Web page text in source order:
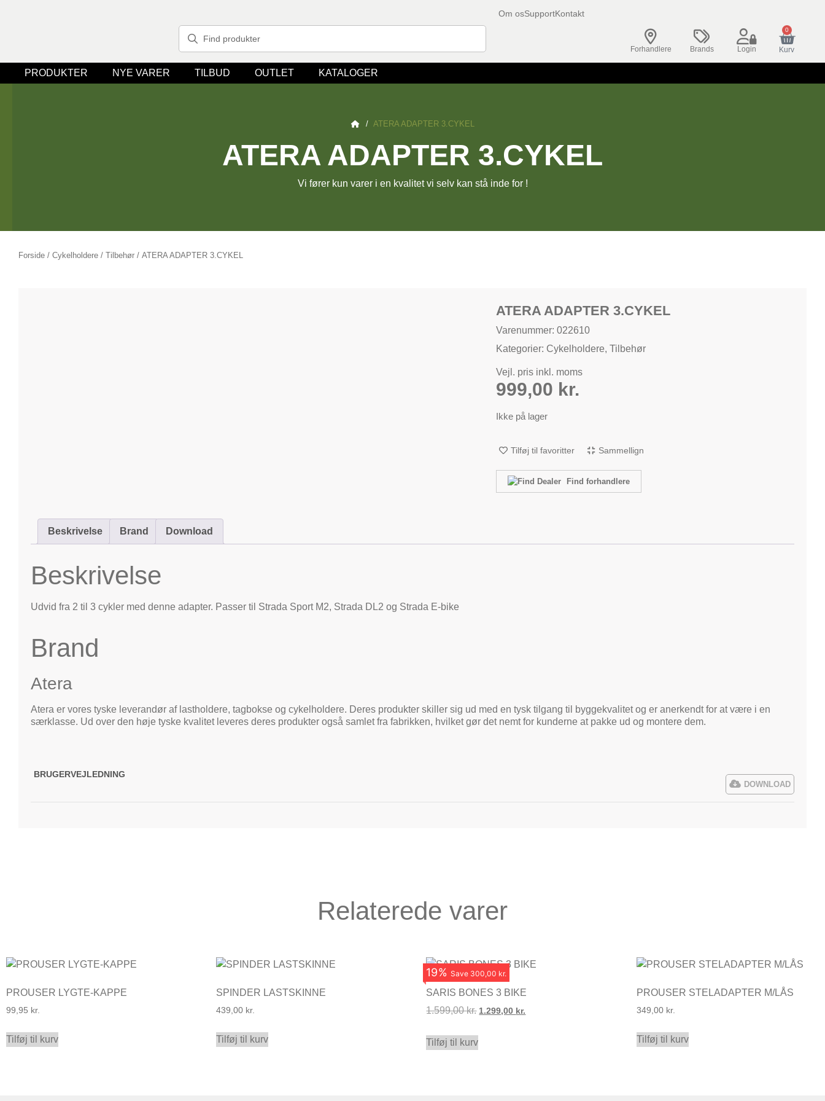
Om osSupportKontakt
Forhandlere Brands Login
0
Kurv
PRODUKTER NYE VARER TILBUD OUTLET KATALOGER
/ ATERA ADAPTER 3.CYKEL
ATERA ADAPTER 3.CYKEL
Vi fører kun varer i en kvalitet vi selv kan stå inde for !
Forside / Cykelholdere / Tilbehør / ATERA ADAPTER 3.CYKEL
ATERA ADAPTER 3.CYKEL
Varenummer: 022610
Kategorier: Cykelholdere, Tilbehør
Vejl. pris inkl. moms
999,00 kr.
Ikke på lager
Tilføj til favoritter Sammellign
Find forhandlere
Beskrivelse Brand Download
Beskrivelse
Udvid fra 2 til 3 cykler med denne adapter. Passer til Strada Sport M2, Strada DL2 og Strada E-bike
Brand
Atera
Atera er vores tyske leverandør af lastholdere, tagbokse og cykelholdere. Deres produkter skiller sig ud med en tysk tilgang til byggekvalitet og er anerkendt for at være i en
særklasse. Ud over den høje tyske kvalitet leveres deres produkter også samlet fra fabrikken, hvilket gør det nemt for kunderne at pakke ud og montere dem.
BRUGERVEJLEDNING
DOWNLOAD
Relaterede varer
PROUSER LYGTE-KAPPE
99,95 kr.
Tilføj til kurv
SPINDER LASTSKINNE
439,00 kr.
Tilføj til kurv
19% Save 300,00 kr.
SARIS BONES 3 BIKE
1.599,00kr. 1.299,00 kr.
Tilføj til kurv
PROUSER STELADAPTER M/LÅS
349,00 kr.
Tilføj til kurv